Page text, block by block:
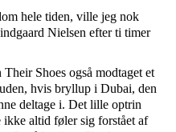
hele tiden, ville jeg nok
Nielsen efter ti timer
Shoes også modtaget et
hvis bryllup i Dubai, den
deltage i. Det lille optrin
altid føler sig forstået af